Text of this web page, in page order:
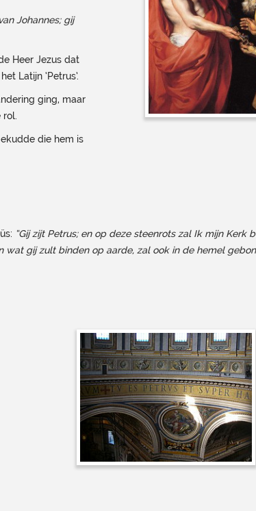
Johannes; gij
Heer Jezus dat
Latijn ‘Petrus’.
ging, maar
rol.
die hem is
“Gij zijt Petrus; en op deze steenrots zal Ik mijn Kerk
gij zult binden op aarde, zal ook in de hemel